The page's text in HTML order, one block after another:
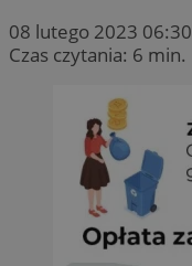
08 lutego 2023 06:30
Czas czytania: 6 min.